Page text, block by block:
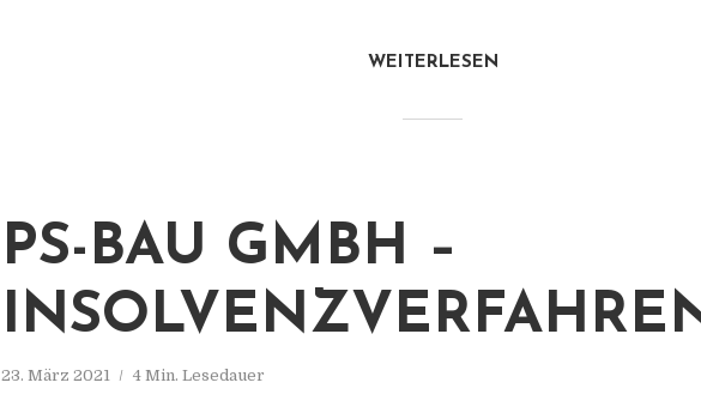
WEITERLESEN
PS-BAU GMBH –
23. März 2021 4 Min. Lesedauer